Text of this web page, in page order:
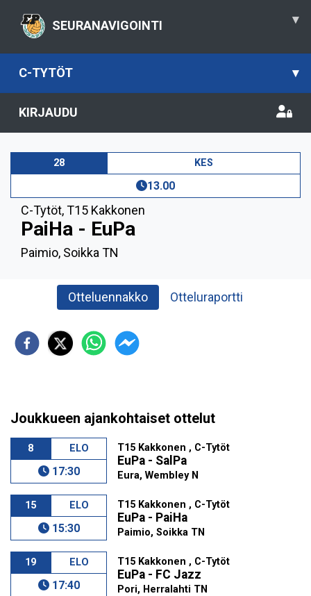
SEURANAVIGOINTI ▾
C-TYTÖT ▾
KIRJAUDU
28 KES
13.00
C-Tytöt,T15 Kakkonen
PaiHa - EuPa
Paimio, Soikka TN
Otteluennakko Otteluraportti
Joukkueen ajankohtaiset ottelut
8 ELO
17:30
T15 Kakkonen , C-Tytöt
EuPa - SalPa
Eura, Wembley N
15 ELO
15:30
T15 Kakkonen , C-Tytöt
EuPa - PaiHa
Paimio, Soikka TN
19 ELO
17:40
T15 Kakkonen , C-Tytöt
EuPa - FC Jazz
Pori, Herralahti TN